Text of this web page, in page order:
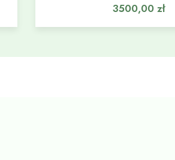
3500,00 zł